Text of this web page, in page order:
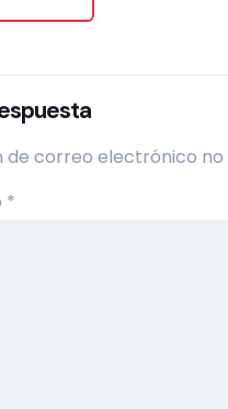
de correo electrónico no
*